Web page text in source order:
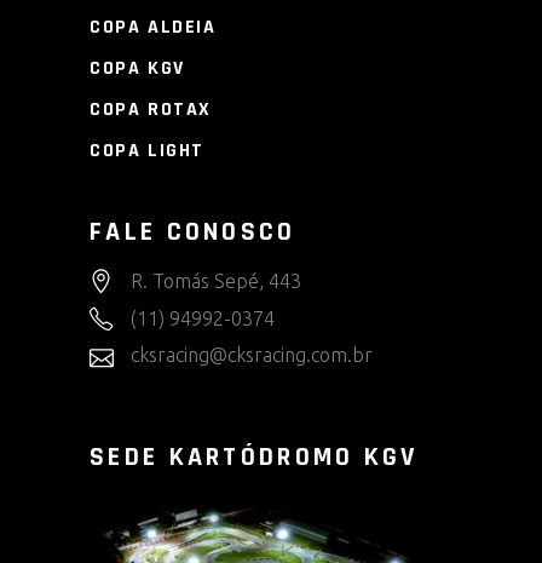
COPA ALDEIA
COPA KGV
COPA ROTAX
COPA LIGHT
FALE CONOSCO
R. Tomás Sepé, 443
(11) 94992-0374
cksracing@cksracing.com.br
SEDE KARTÓDROMO KGV